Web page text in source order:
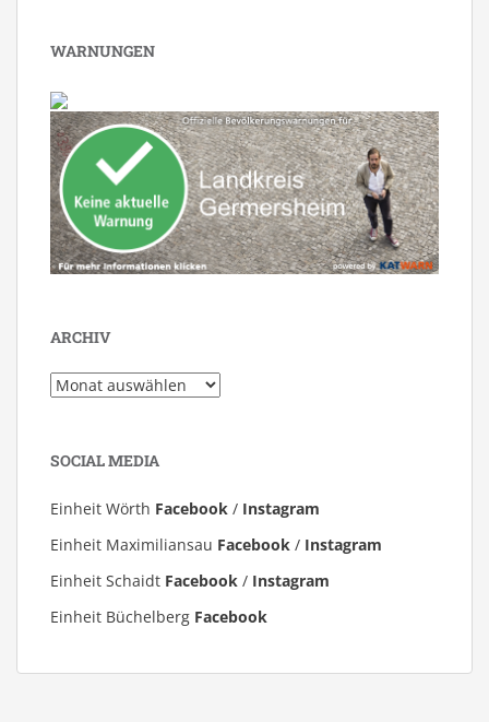
WARNUNGEN
ARCHIV
Archiv
SOCIAL MEDIA
Einheit Wörth Facebook / Instagram
Einheit Maximiliansau Facebook / Instagram
Einheit Schaidt Facebook / Instagram
Einheit Büchelberg Facebook